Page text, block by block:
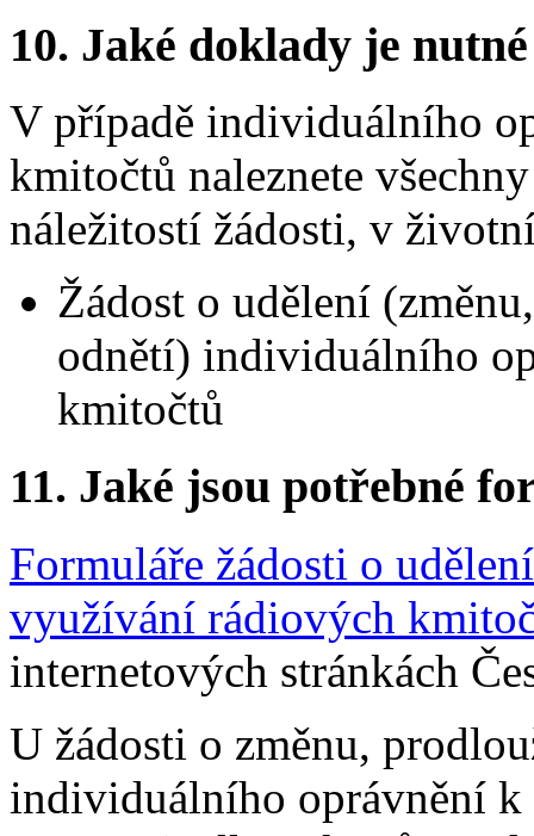
10. Jaké doklady je
V případě individuálního
kmitočtů naleznete
náležitostí žádosti, v
Žádost o udělení
odnětí) individuálního
kmitočtů
11. Jaké jsou potřebné
Formuláře žádosti o
využívání rádiových
internetových stránkách
U žádosti o změnu,
individuálního oprávnění